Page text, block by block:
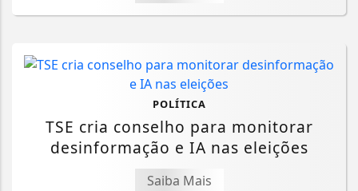
POLÍTICA
TSE cria conselho para monitorar
desinformação e IA nas eleições
Saiba Mais